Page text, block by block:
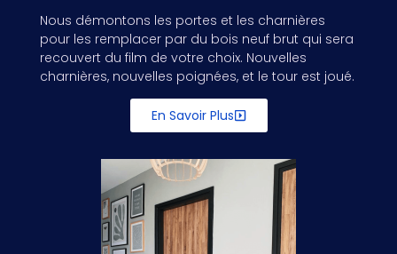
Nous démontons les portes et les charnières
pour les remplacer par du bois neuf brut qui sera
recouvert du film de votre choix. Nouvelles
charnières, nouvelles poignées, et le tour est joué.
En Savoir Plus